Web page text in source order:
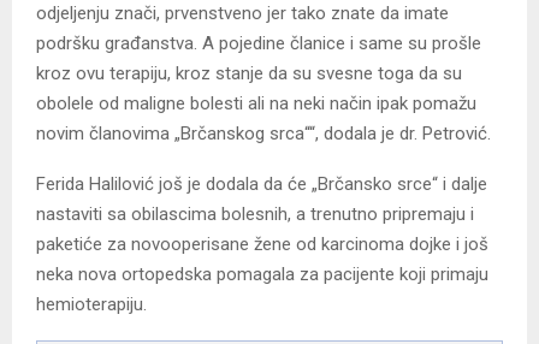
odjeljenju znači, prvenstveno jer tako znate da imate
podršku građanstva. A pojedine članice i same su prošle
kroz ovu terapiju, kroz stanje da su svesne toga da su
obolele od maligne bolesti ali na neki način ipak pomažu
novim članovima „Brčanskog srca““, dodala je dr. Petrović.
Ferida Halilović još je dodala da će „Brčansko srce“ i dalje
nastaviti sa obilascima bolesnih, a trenutno pripremaju i
paketiće za novooperisane žene od karcinoma dojke i još
neka nova ortopedska pomagala za pacijente koji primaju
hemioterapiju.